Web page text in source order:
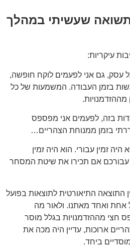
שעשיתי במהלך
עיקריות:
עסק, גם אני לפעמים לוקח חופשה,
בזמן העבודה. המשמעות של כל
בזה, לפעמים אני מפספס
בזמן ממנוחת הצהריים…
זמין עבורי. הוא היה זמין
עבורכם אם תכירו את שיטת המסחר
התוצאה התיאורטית לתוצאות בפועל
ואחד מאתנו. ולאור מה
חצי מההזדמנויות בגלל מוסר
ארוכות, עדיין היה מכה את
ביחד.